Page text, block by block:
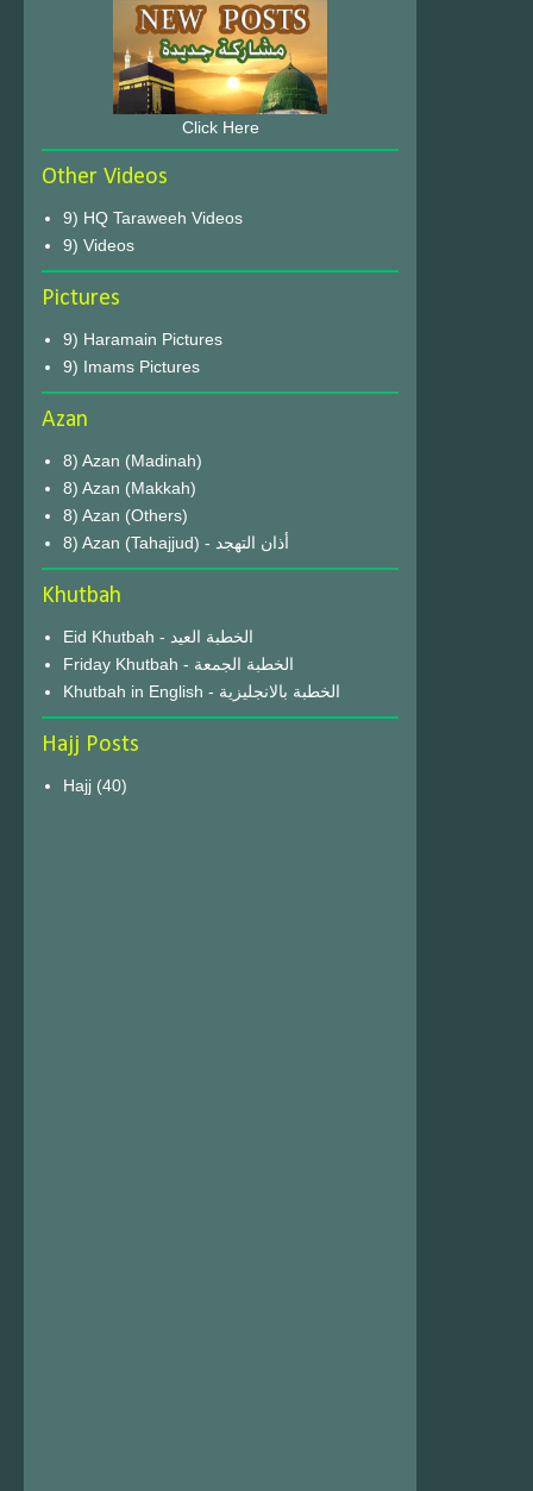
Click Here
Other Videos
9) HQ Taraweeh Videos
9) Videos
Pictures
9) Haramain Pictures
9) Imams Pictures
Azan
8) Azan (Madinah)
8) Azan (Makkah)
8) Azan (Others)
8) Azan (Tahajjud) - أذان التهجد
Khutbah
Eid Khutbah - الخطبة العيد
Friday Khutbah - الخطبة الجمعة
Khutbah in English - الخطبة بالانجليزية
Hajj Posts
Hajj (40)